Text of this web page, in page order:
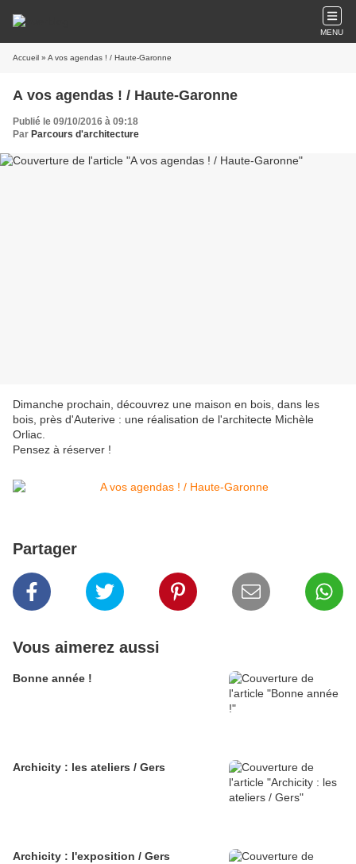
MENU
Accueil » A vos agendas ! / Haute-Garonne
A vos agendas ! / Haute-Garonne
Publié le 09/10/2016 à 09:18
Par Parcours d'architecture
Dimanche prochain, découvrez une maison en bois, dans les
bois, près d'Auterive : une réalisation de l'architecte Michèle
Orliac.
Pensez à réserver !
Partager
Vous aimerez aussi
Bonne année !
Archicity : les ateliers / Gers
Archicity : l'exposition / Gers